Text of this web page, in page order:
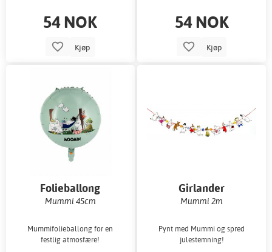
54 NOK
Kjøp
54 NOK
Kjøp
Folieballong
Mummi 45cm
Mummifolieballong for en
festlig atmosfære!
Girlander
Mummi 2m
Pynt med Mummi og spred
julestemning!